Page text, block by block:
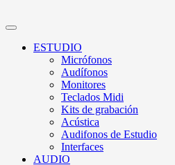
ESTUDIO
Micrófonos
Audífonos
Monitores
Teclados Midi
Kits de grabación
Acústica
Audifonos de Estudio
Interfaces
AUDIO